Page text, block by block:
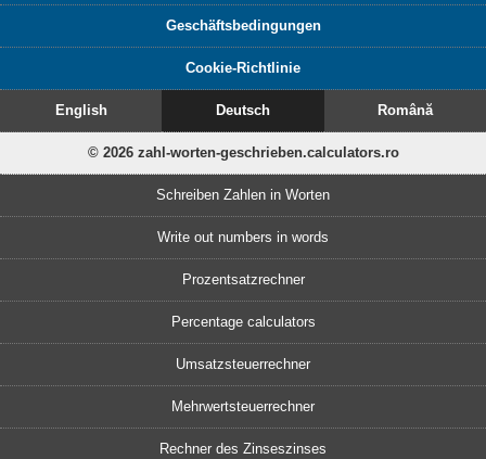
Geschäftsbedingungen
Cookie-Richtlinie
English Deutsch Română
© 2026 zahl-worten-geschrieben.calculators.ro
Schreiben Zahlen in Worten
Write out numbers in words
Prozentsatzrechner
Percentage calculators
Umsatzsteuerrechner
Mehrwertsteuerrechner
Rechner des Zinseszinses